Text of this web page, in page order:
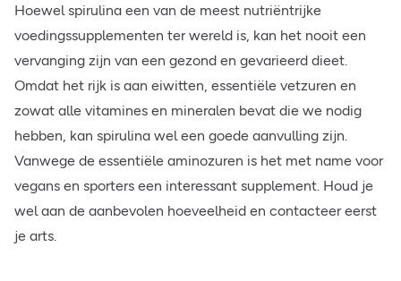
Hoewel spirulina een van de meest nutriëntrijke
voedingssupplementen ter wereld is, kan het nooit een
vervanging zijn van een gezond en gevarieerd dieet.
Omdat het rijk is aan eiwitten, essentiële vetzuren en
zowat alle vitamines en mineralen bevat die we nodig
hebben, kan spirulina wel een goede aanvulling zijn.
Vanwege de essentiële aminozuren is het met name voor
vegans en sporters een interessant supplement. Houd je
wel aan de aanbevolen hoeveelheid en contacteer eerst
je arts.